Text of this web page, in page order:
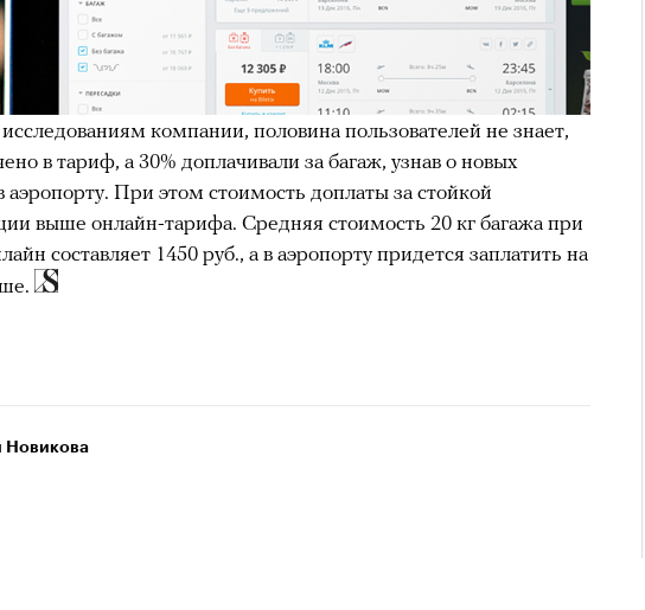
компании, половина пользователей не знает,
в тариф, а 30% доплачивали за багаж, узнав о новых
аэропорту. При этом стоимость доплаты за стойкой
выше онлайн-тарифа. Средняя стоимость 20 кг багажа при
составляет 1450 руб., а в аэропорту придется заплатить на
Новикова